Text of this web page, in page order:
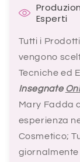
Esperti
Tutti i
vengono
Tecniche ed
Insegnate
Mary Fadda
esperienza
Cosmetico;